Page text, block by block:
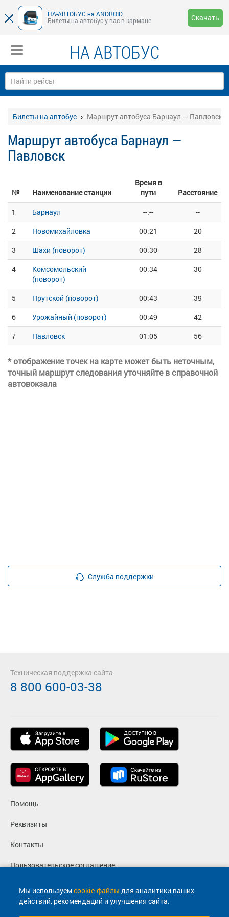
НА-АВТОБУС на ANDROID
Билеты на автобус у вас в кармане
Скачать
НА АВТОБУС
Билеты на автобус Маршрут автобуса Барнаул — Павловск
Маршрут автобуса Барнаул —
Павловск
№ Наименование станции
Время в
пути
Расстояние
1
Барнаул --:--
--
2
Новомихайловка 00:21
20
3
Шахи (поворот) 00:30
28
4
Комсомольский
(поворот)
00:34 30
5 Прутской (поворот) 00:43
39
6
Урожайный (поворот) 00:49
42
7
Павловск 01:05 56
* отображение точек на карте может быть неточным,
точный маршрут следования уточняйте в справочной
автовокзала
Служба поддержки
Мы используемcookie-файлы для аналитики ваших
действий, рекомендаций и улучшения сайта.
Помощь
Реквизиты
Контакты
Пользовательское соглашение
Политика конфиденциальности
Согласие на маркетинговые сообщения
Техническая поддержка сайта
8 800 600-03-38